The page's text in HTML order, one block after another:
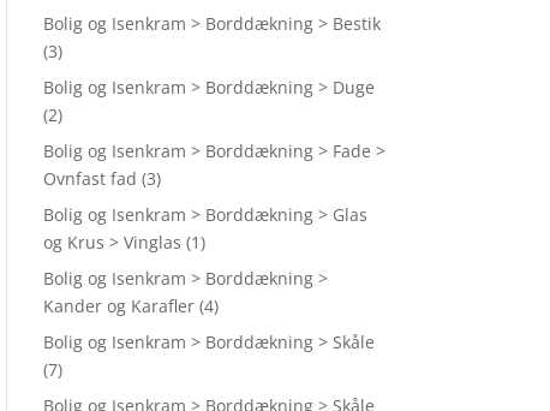
Bolig og Isenkram > Borddækning > Bestik
(3)
Bolig og Isenkram > Borddækning > Duge
(2)
Bolig og Isenkram > Borddækning > Fade >
Ovnfast fad (3)
Bolig og Isenkram > Borddækning > Glas
og Krus > Vinglas (1)
Bolig og Isenkram > Borddækning >
Kander og Karafler (4)
Bolig og Isenkram > Borddækning > Skåle
(7)
Bolig og Isenkram > Borddækning > Skåle